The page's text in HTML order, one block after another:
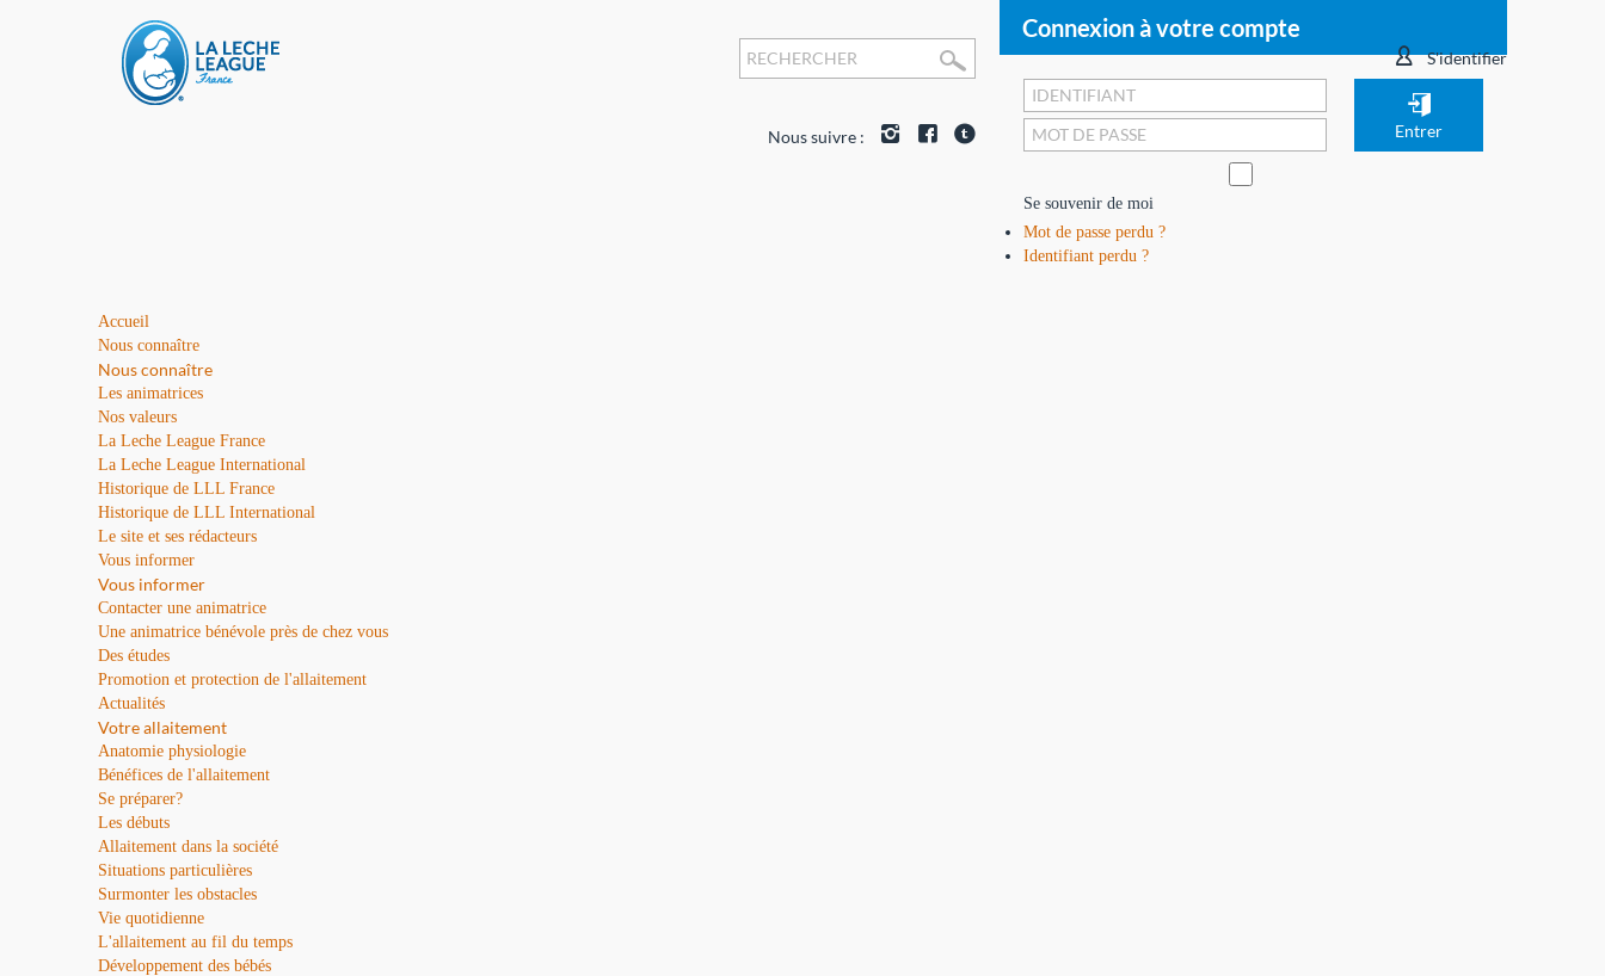
S'identifier
Connexion à votre compte
Se souvenir de moi
Mot de passe perdu ?
Identifiant perdu ?
Nous suivre :
Accueil
Nous connaître
Nous connaître
Les animatrices
Nos valeurs
La Leche League France
La Leche League International
Historique de LLL France
Historique de LLL International
Le site et ses rédacteurs
Vous informer
Vous informer
Contacter une animatrice
Une animatrice bénévole près de chez vous
Des études
Promotion et protection de l'allaitement
Actualités
Votre allaitement
Anatomie physiologie
Bénéfices de l'allaitement
Se préparer?
Les débuts
Allaitement dans la société
Situations particulières
Surmonter les obstacles
Vie quotidienne
L'allaitement au fil du temps
Développement des bébés